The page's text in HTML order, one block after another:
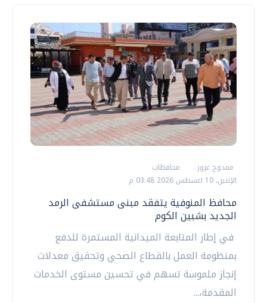
ممدوح عزوز
محافظات
الإثنين، 10 اغسطس 2026 03:48 م
محافظ المنوفية يتفقد مبنى مستشفى الرمد
الجديد بشبين الكوم
في إطار المتابعة الميدانية المستمرة للدفع
بمنظومة العمل بالقطاع الصحي وتحقيق معدلات
إنجاز ملموسة تسهم في تحسين مستوى الخدمات
المقدمة،...